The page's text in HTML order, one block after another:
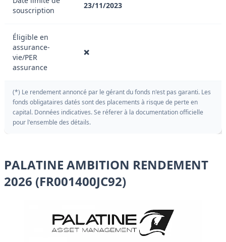
souscription
23/11/2023
Éligible en
assurance-
vie/PER
assurance
❌
(*) Le rendement annoncé par le gérant du fonds n'est pas garanti. Les
fonds obligataires datés sont des placements à risque de perte en
capital. Données indicatives. Se réferer à la documentation officielle
pour l'ensemble des détails.
PALATINE AMBITION RENDEMENT
2026 (FR001400JC92)